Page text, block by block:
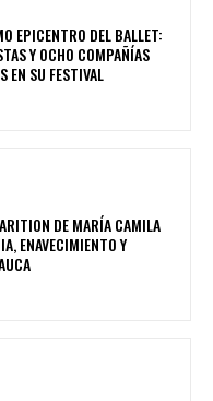
EPICENTRO DEL BALLET:
Y OCHO COMPAÑÍAS
EN SU FESTIVAL
DE MARÍA CAMILA
ENAVECIMIENTO Y